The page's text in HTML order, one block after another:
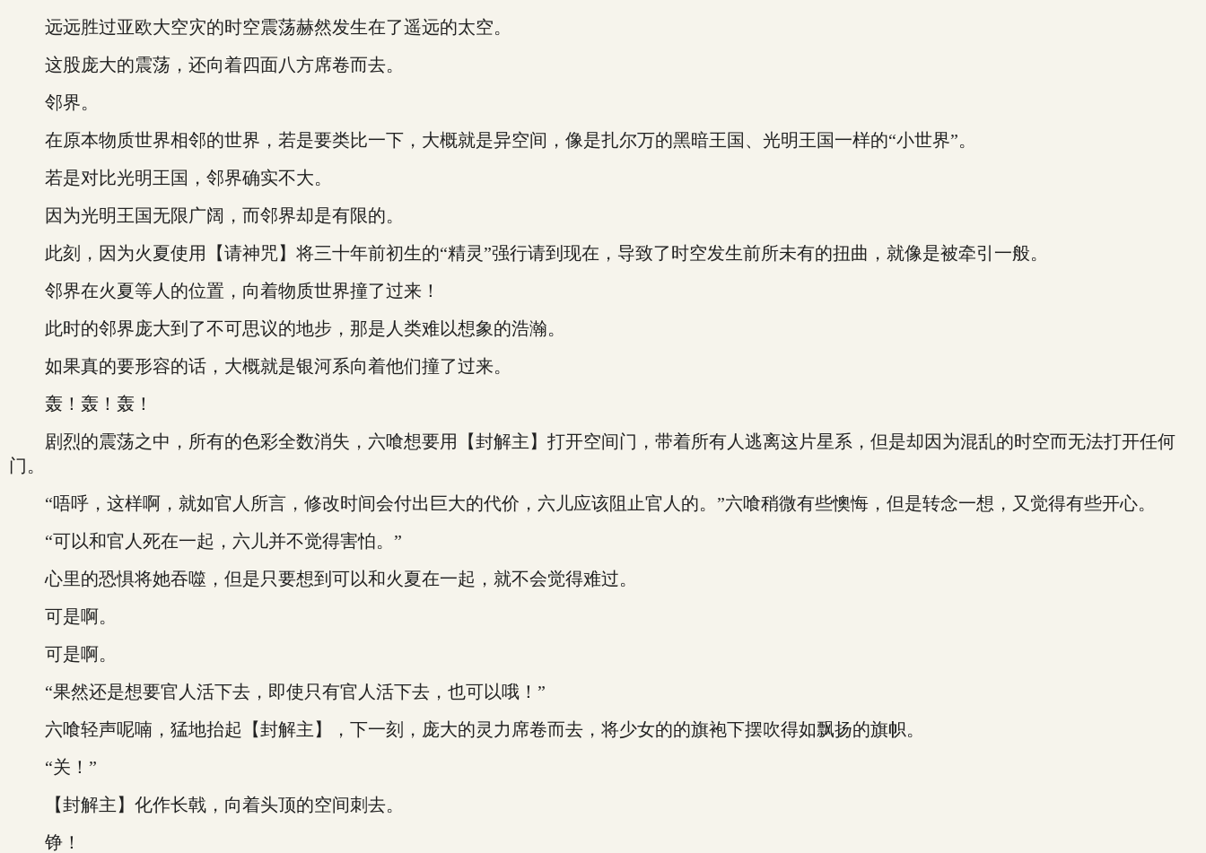
远远胜过亚欧大空灾的时空震荡赫然发生在了遥远的太空。
这股庞大的震荡，还向着四面八方席卷而去。
邻界。
在原本物质世界相邻的世界，若是要类比一下，大概就是异空间，像是扎尔万的黑暗王国、光明王国一样的“小世界”。
若是对比光明王国，邻界确实不大。
因为光明王国无限广阔，而邻界却是有限的。
此刻，因为火夏使用【请神咒】将三十年前初生的“精灵”强行请到现在，导致了时空发生前所未有的扭曲，就像是被牵引一般。
邻界在火夏等人的位置，向着物质世界撞了过来！
此时的邻界庞大到了不可思议的地步，那是人类难以想象的浩瀚。
如果真的要形容的话，大概就是银河系向着他们撞了过来。
轰！轰！轰！
剧烈的震荡之中，所有的色彩全数消失，六喰想要用【封解主】打开空间门，带着所有人逃离这片星系，但是却因为混乱的时空而无法打开任何
门。
“唔呼，这样啊，就如官人所言，修改时间会付出巨大的代价，六儿应该阻止官人的。”六喰稍微有些懊悔，但是转念一想，又觉得有些开心。
“可以和官人死在一起，六儿并不觉得害怕。”
心里的恐惧将她吞噬，但是只要想到可以和火夏在一起，就不会觉得难过。
可是啊。
可是啊。
“果然还是想要官人活下去，即使只有官人活下去，也可以哦！”
六喰轻声呢喃，猛地抬起【封解主】，下一刻，庞大的灵力席卷而去，将少女的的旗袍下摆吹得如飘扬的旗帜。
“关！”
【封解主】化作长戟，向着头顶的空间刺去。
铮！